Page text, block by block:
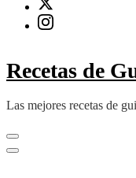
Recetas de
Las mejores recetas de